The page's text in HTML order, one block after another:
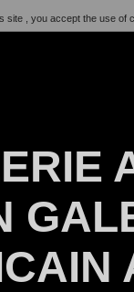
site , you accept the use